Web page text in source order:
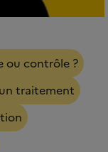
ou contrôle ?
traitement